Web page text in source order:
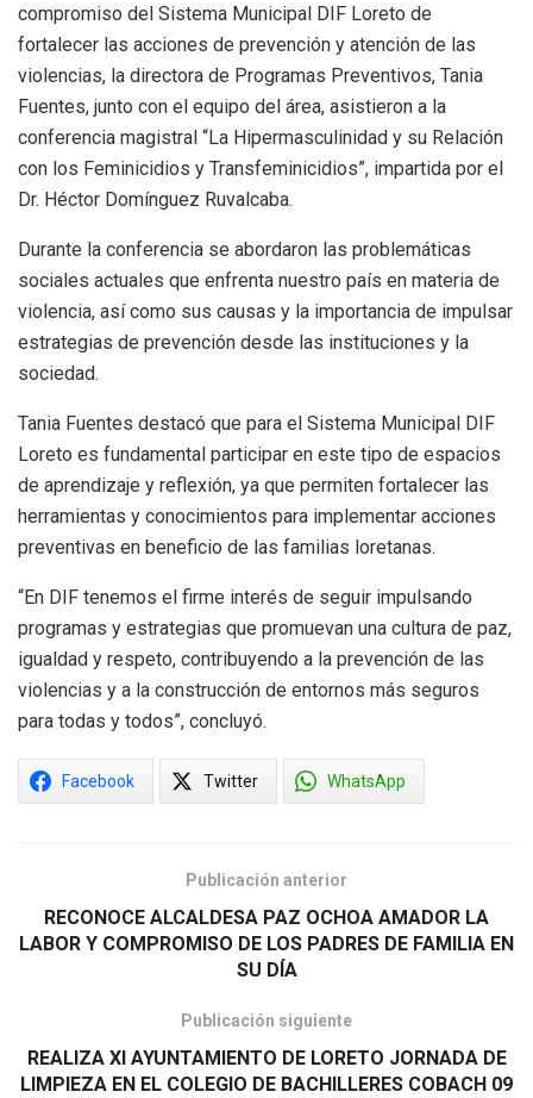
compromiso del Sistema Municipal DIF Loreto de
fortalecer las acciones de prevención y atención de las
violencias, la directora de Programas Preventivos, Tania
Fuentes, junto con el equipo del área, asistieron a la
conferencia magistral “La Hipermasculinidad y su Relación
con los Feminicidios y Transfeminicidios”, impartida por el
Dr. Héctor Domínguez Ruvalcaba.
Durante la conferencia se abordaron las problemáticas
sociales actuales que enfrenta nuestro país en materia de
violencia, así como sus causas y la importancia de impulsar
estrategias de prevención desde las instituciones y la
sociedad.
Tania Fuentes destacó que para el Sistema Municipal DIF
Loreto es fundamental participar en este tipo de espacios
de aprendizaje y reflexión, ya que permiten fortalecer las
herramientas y conocimientos para implementar acciones
preventivas en beneficio de las familias loretanas.
“En DIF tenemos el firme interés de seguir impulsando
programas y estrategias que promuevan una cultura de paz,
igualdad y respeto, contribuyendo a la prevención de las
violencias y a la construcción de entornos más seguros
para todas y todos”, concluyó.
Facebook Twitter WhatsApp
Publicación anterior
RECONOCE ALCALDESA PAZ OCHOA AMADOR LA
LABOR Y COMPROMISO DE LOS PADRES DE FAMILIA EN
SU DÍA
Publicación siguiente
REALIZA XI AYUNTAMIENTO DE LORETO JORNADA DE
LIMPIEZA EN EL COLEGIO DE BACHILLERES COBACH 09